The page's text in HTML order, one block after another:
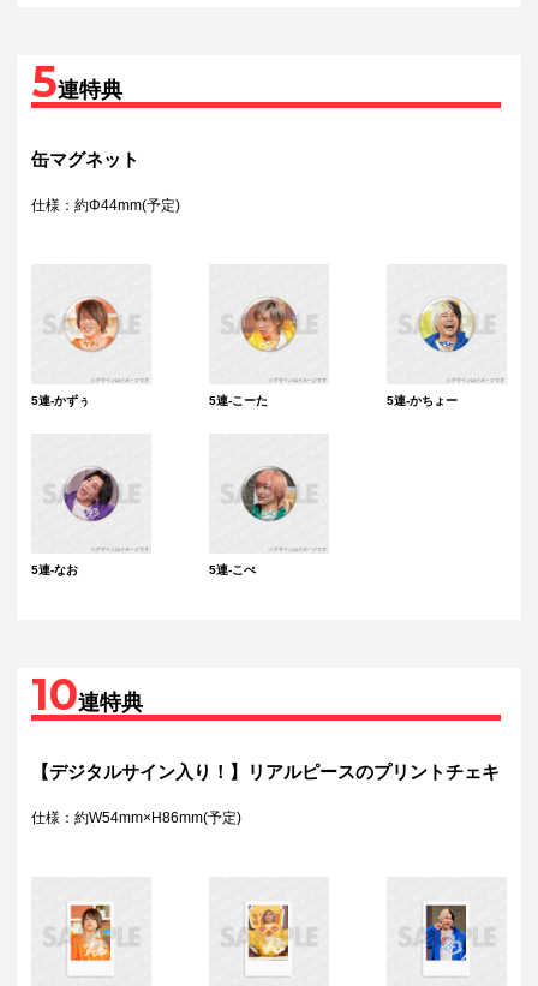
5連特典
缶マグネット
仕様：約Φ44mm(予定)
5連-かずぅ 5連-こーた 5連-かちょー
5連-なお 5連-こぺ
10連特典
【デジタルサイン入り！】リアルピースのプリントチェキ
仕様：約W54mm×H86mm(予定)